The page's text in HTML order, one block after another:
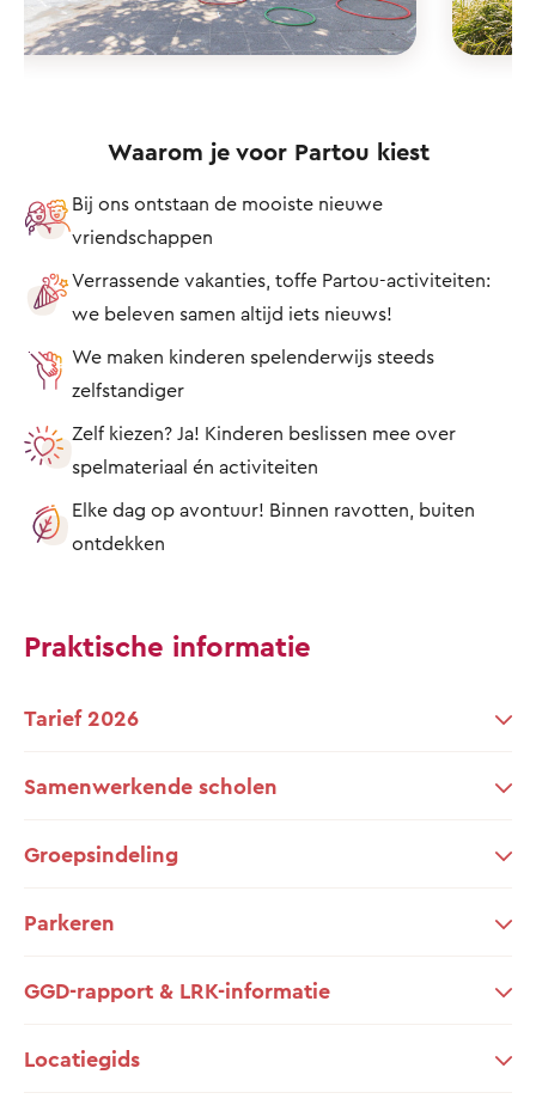
Waarom je voor Partou kiest
Bij ons ontstaan de mooiste nieuwe
vriendschappen
Verrassende vakanties, toffe Partou-activiteiten:
we beleven samen altijd iets nieuws!
We maken kinderen spelenderwijs steeds
zelfstandiger
Zelf kiezen? Ja! Kinderen beslissen mee over
spelmateriaal én activiteiten
Elke dag op avontuur! Binnen ravotten, buiten
ontdekken
Praktische informatie
Tarief 2026
Samenwerkende scholen
Groepsindeling
Parkeren
GGD-rapport & LRK-informatie
Locatiegids